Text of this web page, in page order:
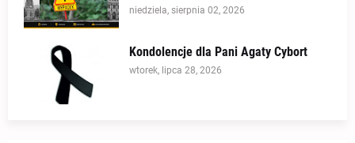
niedziela, sierpnia 02, 2026
Kondolencje dla Pani Agaty Cybort
wtorek, lipca 28, 2026